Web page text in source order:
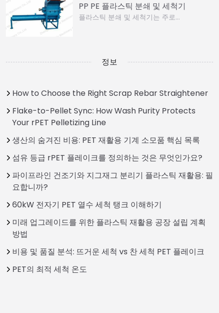
PP PE 플라스틱 분쇄 및 세척기
플라스틱 분쇄 및 세척기는 주로…
정보
How to Choose the Right Scrap Rebar Straightener
Flake-to-Pellet Sync: How Wash Purity Protects
Your rPET Pelletizing Line
생산의 숨겨진 비용: PET 재활용 기계 소모품 핵심 목록
섬유 등급 rPET 플레이크를 정의하는 것은 무엇인가요?
파이프라인 건조기와 지그재그 분리기 플라스틱 재활용: 필
요합니까?
60kW 전자기 PET 열수 세척 탱크 이해하기
미래 업그레이드를 위한 플라스틱 재활용 공장 설립 계획
방법
비용 및 품질 분석: 뜨거운 세척 vs 찬 세척 PET 플레이크
PET의 최적 세척 온도